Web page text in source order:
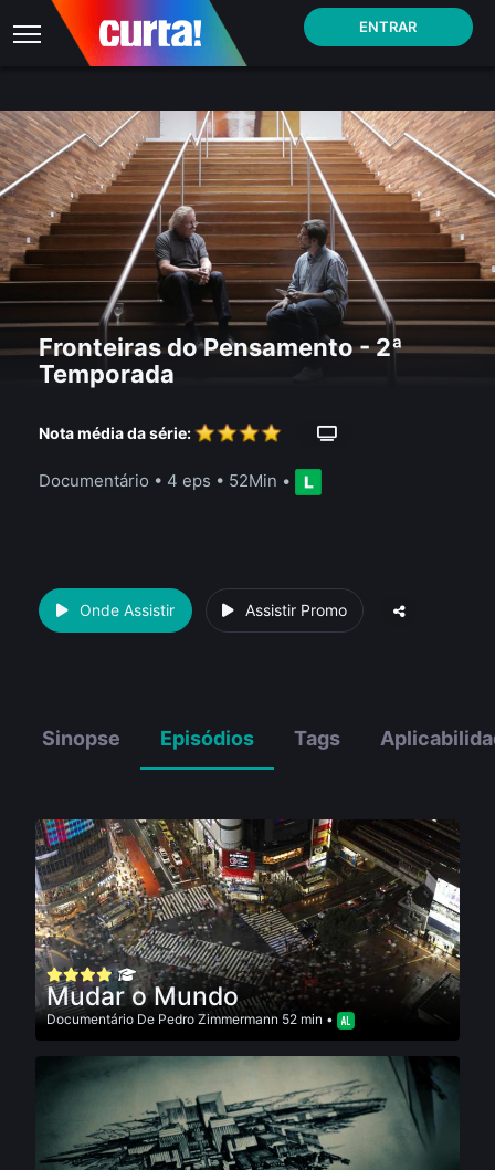
ENTRAR
Fronteiras do Pensamento - 2ª
Temporada
Nota média da série:
Documentário • 4 eps • 52Min •
Onde Assistir Assistir Promo
Sinopse Episódios Tags
Mudar o Mundo
Documentário De Pedro Zimmermann 52 min •